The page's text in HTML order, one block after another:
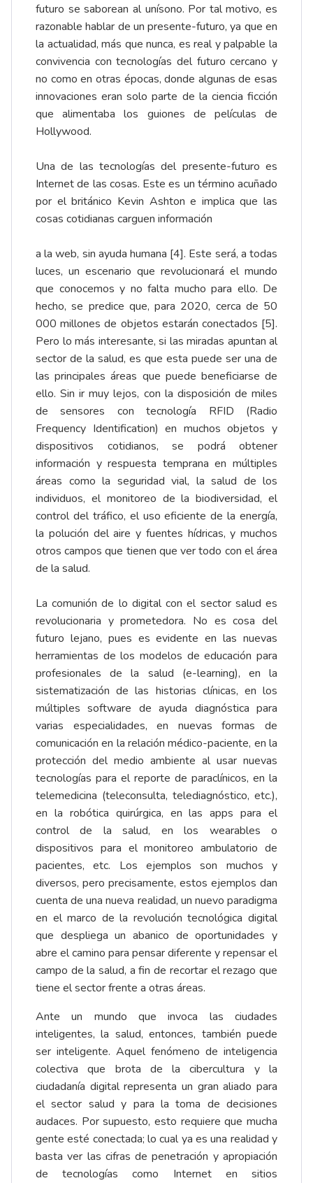
futuro se saborean al unísono. Por tal motivo, es
razonable hablar de un presente-futuro, ya que en
la actualidad, más que nunca, es real y palpable la
convivencia con tecnologías del futuro cercano y
no como en otras épocas, donde algunas de esas
innovaciones eran solo parte de la ciencia ficción
que alimentaba los guiones de películas de
Hollywood.
Una de las tecnologías del presente-futuro es
Internet de las cosas. Este es un término acuñado
por el británico Kevin Ashton e implica que las
cosas cotidianas carguen información
a la web, sin ayuda humana [4]. Este será, a todas
luces, un escenario que revolucionará el mundo
que conocemos y no falta mucho para ello. De
hecho, se predice que, para 2020, cerca de 50
000 millones de objetos estarán conectados [5].
Pero lo más interesante, si las miradas apuntan al
sector de la salud, es que esta puede ser una de
las principales áreas que puede beneficiarse de
ello. Sin ir muy lejos, con la disposición de miles
de sensores con tecnología RFID (Radio
Frequency Identification) en muchos objetos y
dispositivos cotidianos, se podrá obtener
información y respuesta temprana en múltiples
áreas como la seguridad vial, la salud de los
individuos, el monitoreo de la biodiversidad, el
control del tráfico, el uso eficiente de la energía,
la polución del aire y fuentes hídricas, y muchos
otros campos que tienen que ver todo con el área
de la salud.
La comunión de lo digital con el sector salud es
revolucionaria y prometedora. No es cosa del
futuro lejano, pues es evidente en las nuevas
herramientas de los modelos de educación para
profesionales de la salud (e-learning), en la
sistematización de las historias clínicas, en los
múltiples software de ayuda diagnóstica para
varias especialidades, en nuevas formas de
comunicación en la relación médico-paciente, en la
protección del medio ambiente al usar nuevas
tecnologías para el reporte de paraclínicos, en la
telemedicina (teleconsulta, telediagnóstico, etc.),
en la robótica quirúrgica, en las apps para el
control de la salud, en los wearables o
dispositivos para el monitoreo ambulatorio de
pacientes, etc. Los ejemplos son muchos y
diversos, pero precisamente, estos ejemplos dan
cuenta de una nueva realidad, un nuevo paradigma
en el marco de la revolución tecnológica digital
que despliega un abanico de oportunidades y
abre el camino para pensar diferente y repensar el
campo de la salud, a fin de recortar el rezago que
tiene el sector frente a otras áreas.
Ante un mundo que invoca las ciudades
inteligentes, la salud, entonces, también puede
ser inteligente. Aquel fenómeno de inteligencia
colectiva que brota de la cibercultura y la
ciudadanía digital representa un gran aliado para
el sector salud y para la toma de decisiones
audaces. Por supuesto, esto requiere que mucha
gente esté conectada; lo cual ya es una realidad y
basta ver las cifras de penetración y apropiación
de tecnologías como Internet en sitios